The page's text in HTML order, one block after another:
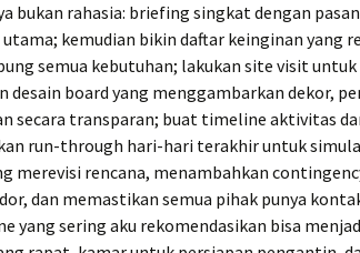
bukan rahasia: briefing singkat dengan
kemudian bikin daftar keinginan yang
semua kebutuhan; lakukan site visit
desain board yang menggambarkan dekor,
secara transparan; buat timeline aktivitas
run-through hari-hari terakhir untuk
merevisi rencana, menambahkan
dan memastikan semua pihak punya
yang sering aku rekomendasikan bisa